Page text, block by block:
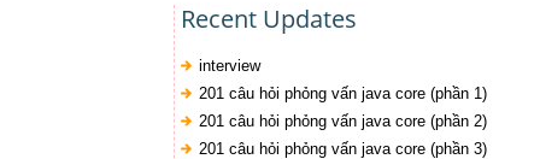
Recent Updates
interview
201 câu hỏi phỏng vấn java core (phần 1)
201 câu hỏi phỏng vấn java core (phần 2)
201 câu hỏi phỏng vấn java core (phần 3)